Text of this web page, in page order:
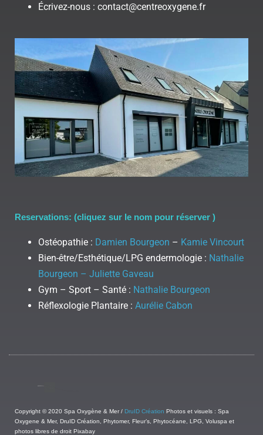
Écrivez-nous : contact@centreoxygene.fr
Reservations: (cliquez sur le nom pour réserver )
Ostéopathie : Damien Bourgeon – Kamie Vincourt
Bien-être/Esthétique/LPG endermologie : Nathalie
Bourgeon – Juliette Gaveau
Gym – Sport – Santé : Nathalie Bourgeon
Réflexologie Plantaire : Aurélie Cabon
Copyright © 2020 Spa Oxygène & Mer / DruID Création Photos et visuels : Spa
Oxygene & Mer, DruID Création, Phytomer, Fleur’s, Phytocéane, LPG, Voluspa et
photos libres de droit Pixabay